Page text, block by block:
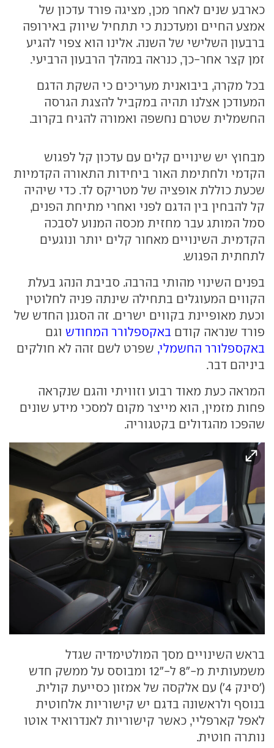
כארבע שנים לאחר מכן, מציגה פורד עדכון של
אמצע החיים ומעדכנת כי תתחיל שיווק באירופה
ברבעון השלישי של השנה. אלינו הוא צפוי להגיע
זמן קצר אחר-כך, כנראה במהלך הרבעון הרביעי.
בכל מקרה, ביבואנית מעריכים כי השקת הדגם
המעודכן אצלנו תהיה במקביל להצגת הגרסה
החשמלית שטרם נחשפה ואמורה להגיח בקרוב.
מבחוץ יש שינויים קלים עם עדכון קל לפגוש
הקדמי ולחתימת האור ביחידות התאורה הקדמיות
שכעת כוללת אופציה של מטריקס לד. כדי שיהיה
קל להבחין בין הדגם לפני ואחרי מתיחת הפנים,
סמל המותג עבר מחזית מכסה המנוע לסבכה
הקדמית. השינויים מאחור קלים יותר ונוגעים
לתחתית הפגוש.
בפנים השינוי מהותי בהרבה. סביבת הנהג בעלת
הקווים המעוגלים בתחילה שינתה פניה לחלוטין
וכעת מאופיינת בקווים ישרים. זה הסגנן החדש של
פורד שנראה קודם באקספלורר המחודש וגם
באקספלורר החשמלי, שפרט לשם זהה לא חולקים
ביניהם דבר.
המראה כעת מאוד רבוע וזוויתי והגם שנקראה
פחות מזמין, הוא מייצר מקום למסכי מידע שונים
שהפכו מהגדולים בקטגוריה.
בראש השינויים מסך המולטימדיה שגדל
משמעותית מ-"8 ל-"12 ומבוסס על ממשק חדש
('סינק 4') עם אלקסה של אמזון כסייעת קולית.
בנוסף ולראשונה בדגם יש קישוריות אלחוטית
לאפל קארפליי, כאשר קישוריות לאנדרואיד אוטו
נותרה חוטית.